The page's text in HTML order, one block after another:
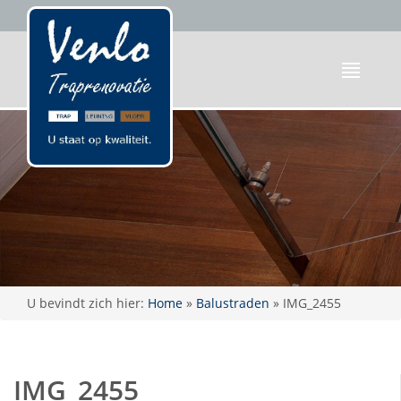
U bevindt zich hier: Home » Balustraden » IMG_2455
IMG_2455